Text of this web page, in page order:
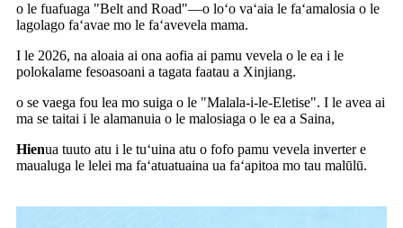
o le fuafuaga "Belt and Road"—o loʻo vaʻaia le faʻamalosia o le
lagolago faʻavae mo le faʻavevela mama.
I le 2026, na aloaia ai ona aofia ai pamu vevela o le ea i le
polokalame fesoasoani a tagata faatau a Xinjiang.
o se vaega fou lea mo suiga o le "Malala-i-le-Eletise". I le avea ai
ma se taitai i le alamanuia o le malosiaga o le ea a Saina,
Hienua tuuto atu i le tuʻuina atu o fofo pamu vevela inverter e
maualuga le lelei ma faʻatuatuaina ua faʻapitoa mo tau malūlū.